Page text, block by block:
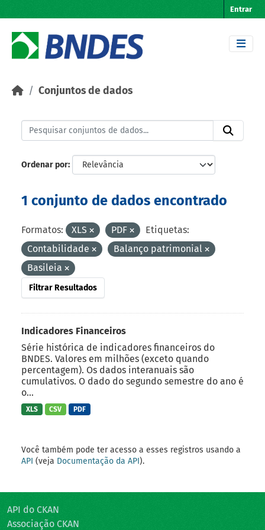
Entrar
Conjuntos de dados
Ordenar por
1 conjunto de dados encontrado
Formatos: XLS PDF
Etiquetas:
Contabilidade
Balanço patrimonial
Basileia
Filtrar Resultados
Indicadores Financeiros
Série histórica de indicadores financeiros do
BNDES. Valores em milhões (exceto quando
percentagem). Os dados interanuais são
cumulativos. O dado do segundo semestre do ano é
o...
XLS CSV PDF
Você também pode ter acesso a esses registros usando a
API (veja Documentação da API).
API do CKAN
Associação CKAN